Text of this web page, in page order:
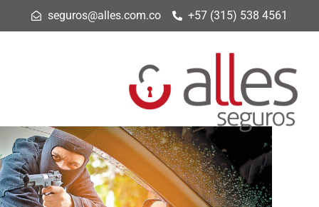
seguros@alles.com.co +57 (315) 538 4561